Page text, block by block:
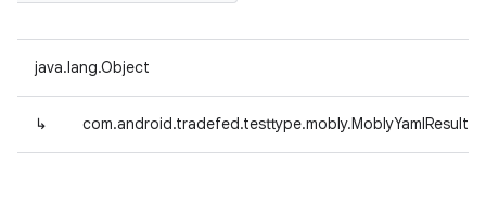
java.lang.Object
↳